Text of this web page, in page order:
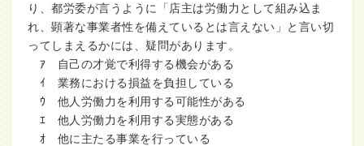
り、都労委が言うように「店主は労働力として組み込ま
れ、顕著な事業者性を備えているとは言えない」と言い切
ってしまえるかには、疑問があります。
ｱ 自己の才覚で利得する機会がある
ｲ 業務における損益を負担している
ｳ 他人労働力を利用する可能性がある
ｴ 他人労働力を利用する実態がある
ｵ 他に主たる事業を行っている